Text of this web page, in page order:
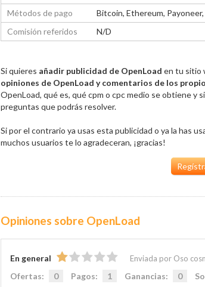
Métodos de pago
Bitcoin, Ethereum,
Comisión referidos
N/D
Si quieres añadir publicidad de OpenLoad en tu sitio
opiniones de OpenLoad y comentarios de los
OpenLoad, qué es, qué cpm o cpc medio se obtiene y
preguntas que podrás resolver.
Si por el contrario ya usas esta publicidad o ya la has
muchos usuarios te lo agradeceran, ¡gracias!
Opiniones sobre OpenLoad
En general Enviada por Oso
Ofertas: 0 Pagos: 1 Ganancias: 0